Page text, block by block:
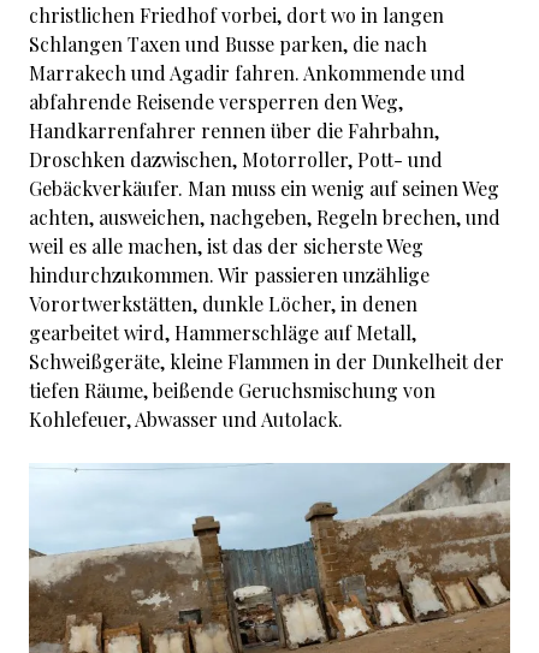
christlichen Friedhof vorbei, dort wo in langen
Schlangen Taxen und Busse parken, die nach
Marrakech und Agadir fahren. Ankommende und
abfahrende Reisende versperren den Weg,
Handkarrenfahrer rennen über die Fahrbahn,
Droschken dazwischen, Motorroller, Pott- und
Gebäckverkäufer. Man muss ein wenig auf seinen Weg
achten, ausweichen, nachgeben, Regeln brechen, und
weil es alle machen, ist das der sicherste Weg
hindurchzukommen. Wir passieren unzählige
Vorortwerkstätten, dunkle Löcher, in denen
gearbeitet wird, Hammerschläge auf Metall,
Schweißgeräte, kleine Flammen in der Dunkelheit der
tiefen Räume, beißende Geruchsmischung von
Kohlefeuer, Abwasser und Autolack.